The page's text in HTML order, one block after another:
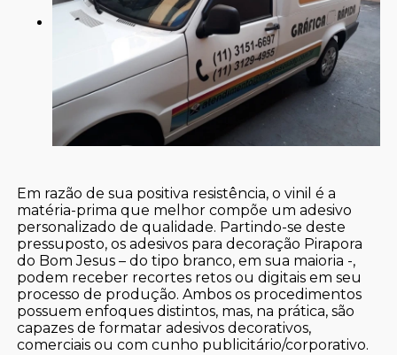
Em razão de sua positiva resistência, o vinil é a
matéria-prima que melhor compõe um adesivo
personalizado de qualidade. Partindo-se deste
pressuposto, os adesivos para decoração Pirapora
do Bom Jesus – do tipo branco, em sua maioria -,
podem receber recortes retos ou digitais em seu
processo de produção. Ambos os procedimentos
possuem enfoques distintos, mas, na prática, são
capazes de formatar adesivos decorativos,
comerciais ou com cunho publicitário/corporativo.